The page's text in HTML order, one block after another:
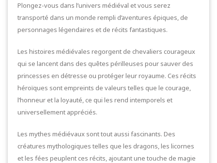
Plongez-vous dans l’univers médiéval et vous serez
transporté dans un monde rempli d’aventures épiques, de
personnages légendaires et de récits fantastiques.
Les histoires médiévales regorgent de chevaliers courageux
qui se lancent dans des quêtes périlleuses pour sauver des
princesses en détresse ou protéger leur royaume. Ces récits
héroïques sont empreints de valeurs telles que le courage,
l’honneur et la loyauté, ce qui les rend intemporels et
universellement appréciés.
Les mythes médiévaux sont tout aussi fascinants. Des
créatures mythologiques telles que les dragons, les licornes
et les fées peuplent ces récits, ajoutant une touche de magie